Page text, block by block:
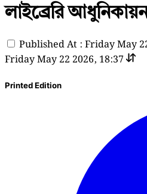
লাইব্রেরি
Published At : Friday May
Friday May 22 2026, 18:37
Printed Edition